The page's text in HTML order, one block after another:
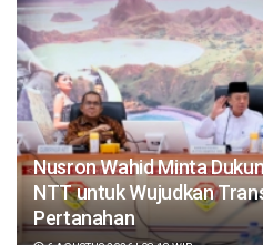
Nusron Wahid Minta
NTT untuk Wujudkan
Pertanahan